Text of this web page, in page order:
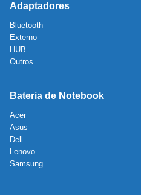
Adaptadores
Bluetooth
Externo
HUB
Outros
Bateria de Notebook
Acer
Asus
Dell
Lenovo
Samsung